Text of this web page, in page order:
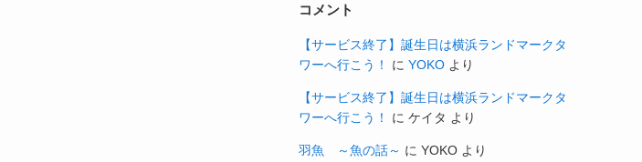
コメント
【サービス終了】誕生日は横浜ランドマークタ
ワーへ行こう！
に YOKO より
【サービス終了】誕生日は横浜ランドマークタ
ワーへ行こう！
に ケイタ より
羽魚 ～魚の話～ に YOKO より